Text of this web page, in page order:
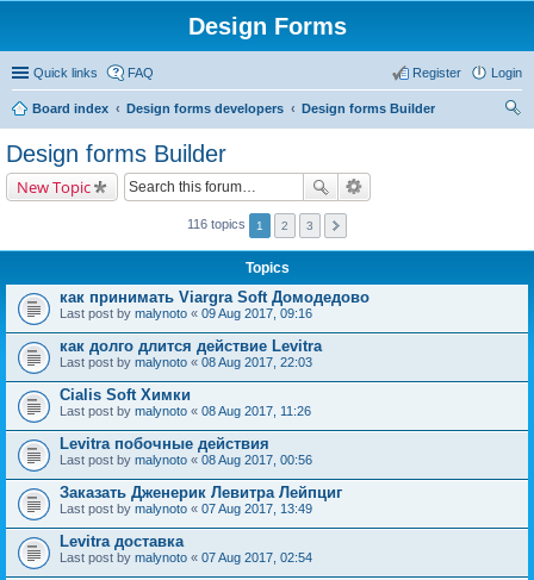
Design Forms
Quick links FAQ Login
Register
Board index Design forms developers
Design forms Builder
Design forms Builder
New Topic
116 topics 1 2 3
Topics
как принимать Viargra Soft Домодедово
Last post by malynoto « 09 Aug 2017, 09:16
как долго длится действие Levitra
Last post by malynoto « 08 Aug 2017, 22:03
Cialis Soft Химки
Last post by malynoto « 08 Aug 2017, 11:26
Levitra побочные действия
Last post by malynoto « 08 Aug 2017, 00:56
Заказать Дженерик Левитра Лейпциг
Last post by malynoto « 07 Aug 2017, 13:49
Levitra доставка
Last post by malynoto « 07 Aug 2017, 02:54